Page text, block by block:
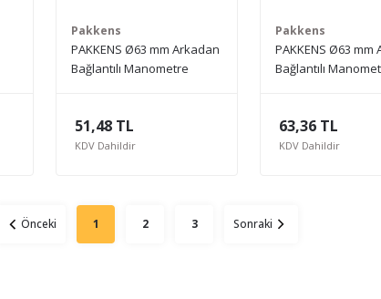
Pakkens
PAKKENS Ø63 mm Arkadan
Bağlantılı Manometre
51,48 TL
KDV Dahildir
Pakkens
PAKKENS Ø63 mm
Bağlantılı
Basınç Ölçer
63,36 TL
KDV Dahildir
1 2 3